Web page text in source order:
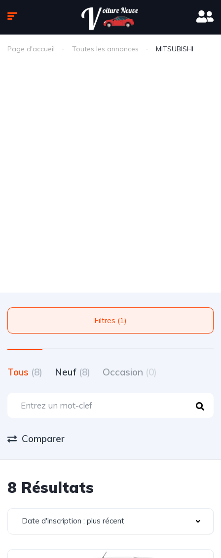
Page d'accueil Toutes les annonces MITSUBISHI
Filtres (1)
Tous (8) Neuf (8) Occasion (0)
Comparer
8 Résultats
Date d'inscription : plus récent